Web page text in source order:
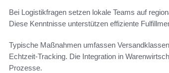
Bei Logistikfragen setzen lokale Teams auf
Diese Kenntnisse unterstützen effiziente
Typische Maßnahmen umfassen
Echtzeit-Tracking. Die Integration in
Prozesse.